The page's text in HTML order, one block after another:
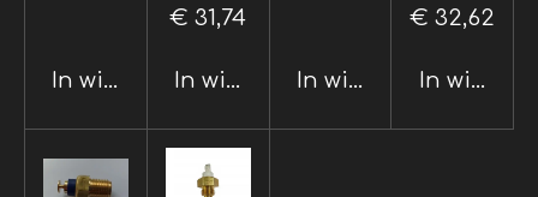
In winkelwagen
€ 31,74
In winkelwagenIn winkelwagen
€ 32,62
In